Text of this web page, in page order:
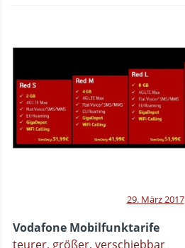
29. März 2017
Vodafone Mobilfunktarife
teurer, größer, verschiebbar